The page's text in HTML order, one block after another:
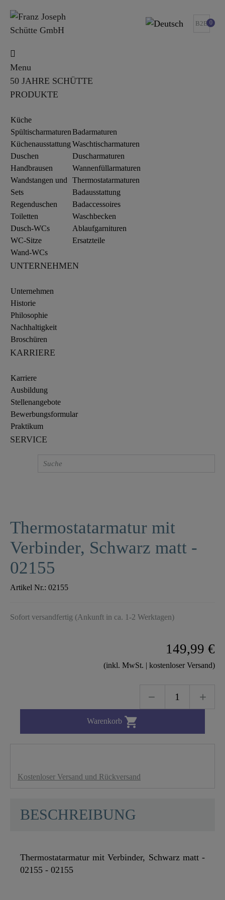
B2B 0
Menu
50 JAHRE SCHÜTTE
PRODUKTE
Küche
Spültischarmaturen
Küchenausstattung
Duschen
Handbrausen
Wandstangen und
Sets
Regenduschen
Toiletten
Dusch-WCs
WC-Sitze
Wand-WCs
Badarmaturen
Waschtischarmaturen
Duscharmaturen
Wannenfüllarmaturen
Thermostatarmaturen
Badausstattung
Badaccessoires
Waschbecken
Ablaufgarnituren
Ersatzteile
UNTERNEHMEN
Unternehmen
Historie
Philosophie
Nachhaltigkeit
Broschüren
KARRIERE
Karriere
Ausbildung
Stellenangebote
Bewerbungsformular
Praktikum
SERVICE
Thermostatarmatur mit
Verbinder, Schwarz matt -
02155
Artikel Nr.: 02155
Sofort versandfertig (Ankunft in ca. 1-2 Werktagen)
149,99 €
(inkl. MwSt. | kostenloser Versand)
Warenkorb 
Kostenloser Versand und Rückversand
BESCHREIBUNG
Thermostatarmatur mit Verbinder, Schwarz matt -
02155 - 02155